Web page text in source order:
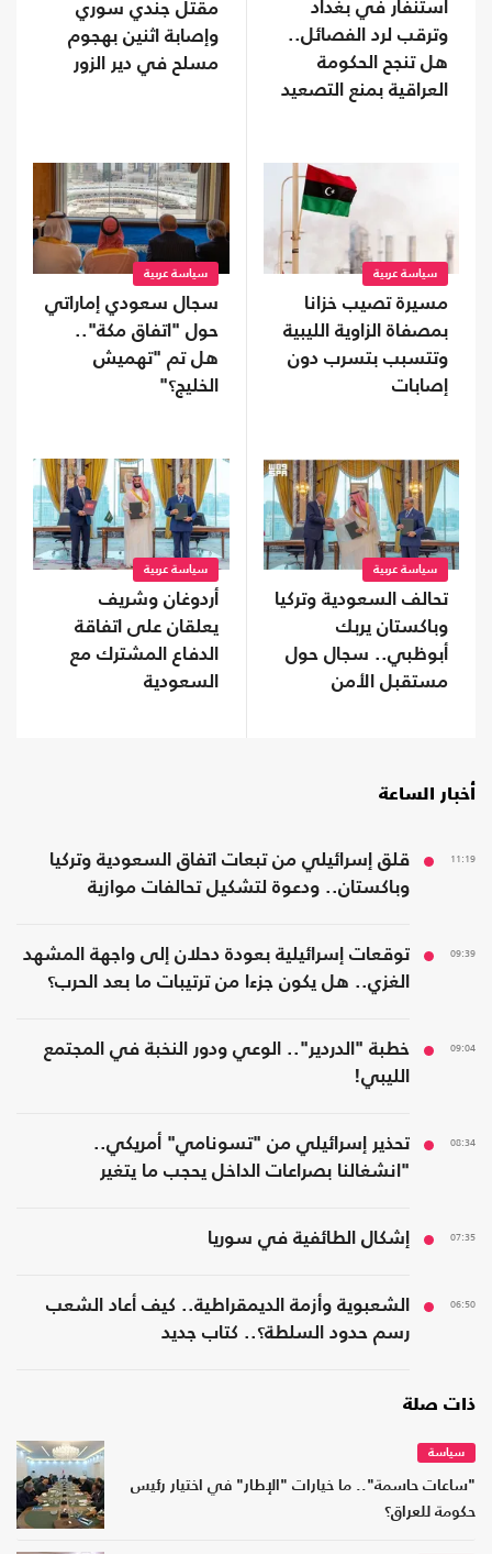
استنفار في بغداد
وترقب لرد الفصائل..
هل تنجح الحكومة
العراقية بمنع التصعيد
مقتل جندي سوري
وإصابة اثنين بهجوم
مسلح في دير الزور
سياسة عربية
مسيرة تصيب خزانا
بمصفاة الزاوية الليبية
وتتسبب بتسرب دون
إصابات
سياسة عربية
سجال سعودي إماراتي
حول "اتفاق مكة"..
هل تم "تهميش
الخليج؟"
سياسة عربية
تحالف السعودية وتركيا
وباكستان يربك
أبوظبي.. سجال حول
مستقبل الأمن
سياسة عربية
أردوغان وشريف
يعلقان على اتفاقة
الدفاع المشترك مع
السعودية
أخبار الساعة
11:19
قلق إسرائيلي من تبعات اتفاق السعودية وتركيا
وباكستان.. ودعوة لتشكيل تحالفات موازية
09:39
توقعات إسرائيلية بعودة دحلان إلى واجهة المشهد
الغزي.. هل يكون جزءا من ترتيبات ما بعد الحرب؟
09:04
خطبة "الدردير".. الوعي ودور النخبة في المجتمع
الليبي!
08:34
تحذير إسرائيلي من "تسونامي" أمريكي..
"انشغالنا بصراعات الداخل يحجب ما يتغير
07:35 إشكال الطائفية في سوريا
06:50
الشعبوية وأزمة الديمقراطية.. كيف أعاد الشعب
رسم حدود السلطة؟.. كتاب جديد
ذات صلة
سياسة
"ساعات حاسمة".. ما خيارات "الإطار" في اختيار رئيس
حكومة للعراق؟